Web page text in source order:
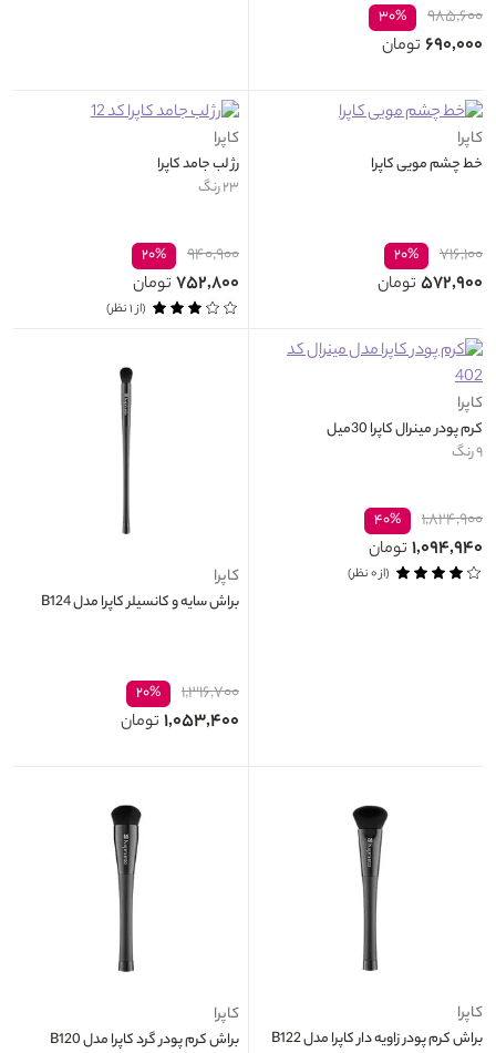
۹۸۵,۶۰۰ ۳۰%
۶۹۰,۰۰۰ تومان
کاپرا
خط چشم مویی کاپرا
۷۱۶,۱۰۰ ۲۰%
۵۷۲,۹۰۰ تومان
کاپرا
رژ لب جامد کاپرا
۲۳ رنگ
۹۴۰,۹۰۰ ۲۰%
۷۵۲,۸۰۰ تومان
(از ۱ نظر)
کاپرا
کرم پودر مینرال کاپرا 30میل
۹ رنگ
۱,۸۲۴,۹۰۰ ۴۰%
۱,۰۹۴,۹۴۰ تومان
(از ۰ نظر) کاپرا
براش سایه و کانسیلر کاپرا مدل B124
۱,۳۱۶,۷۰۰ ۲۰%
۱,۰۵۳,۴۰۰ تومان
کاپرا
براش کرم پودر زاویه دار کاپرا مدل B122
کاپرا
براش کرم پودر گرد کاپرا مدل B120